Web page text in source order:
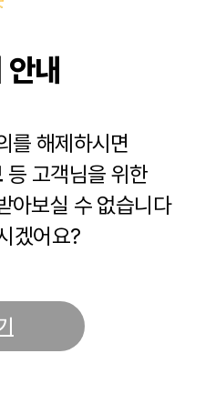
내
를 해제하시면
등 고객님을 위한
아보실 수 없습니다
겠어요?